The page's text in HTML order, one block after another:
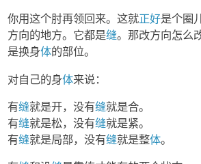
你用这个肘再领回来。这就正好是个圈
方向的地方。它都是缝。那改方向怎么
是换身体的部位。
对自己的身体来说：
有缝就是开，没有缝就是合。
有缝就是松，没有缝就是紧。
有缝就是局部，没有缝就是整体。